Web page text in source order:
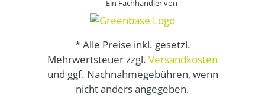
Ein Fachhändler von
* Alle Preise inkl. gesetzl.
Mehrwertsteuer zzgl. Versandkosten
und ggf. Nachnahmegebühren, wenn
nicht anders angegeben.